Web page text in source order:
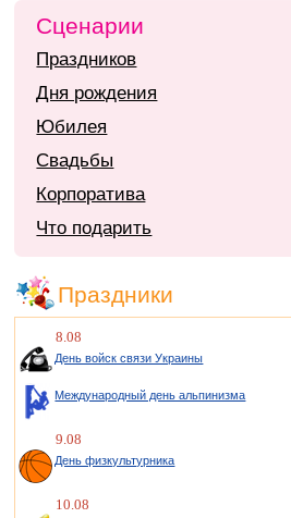
Сценарии
Праздников
Дня рождения
Юбилея
Свадьбы
Корпоратива
Что подарить
Праздники
8.08
День войск связи Украины
Международный день альпинизма
9.08
День физкультурника
10.08